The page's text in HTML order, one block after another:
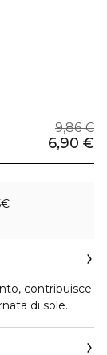
9,86 €
6,90 €
contribuisce
di sole.